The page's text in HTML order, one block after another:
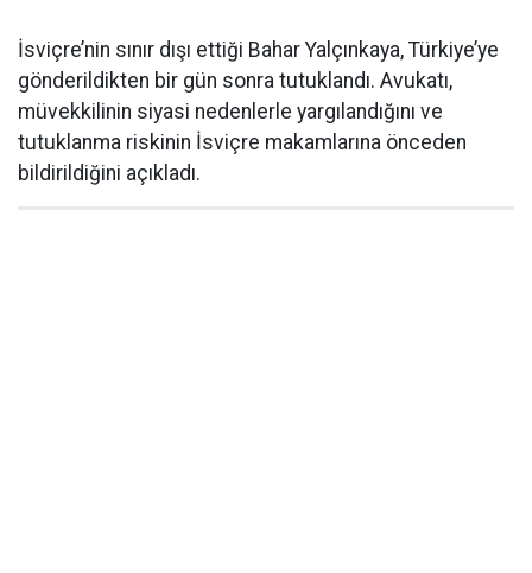
İsviçre’nin sınır dışı ettiği Bahar Yalçınkaya, Türkiye’ye
gönderildikten bir gün sonra tutuklandı. Avukatı,
müvekkilinin siyasi nedenlerle yargılandığını ve
tutuklanma riskinin İsviçre makamlarına önceden
bildirildiğini açıkladı.